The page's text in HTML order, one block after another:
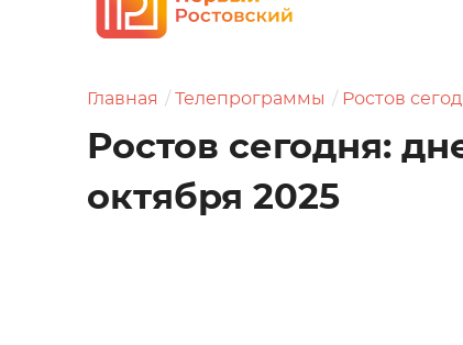
Главная Телепрограммы Ростов
Ростов сегодня:
октября 2025